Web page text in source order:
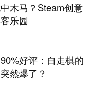
木马？Steam创意
乐园
好评：自走棋的
然爆了？